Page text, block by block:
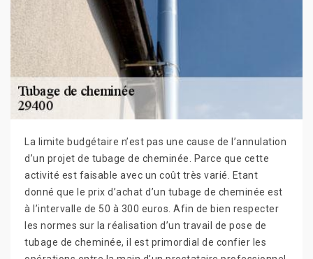
La limite budgétaire n’est pas une cause de l’annulation
d’un projet de tubage de cheminée. Parce que cette
activité est faisable avec un coût très varié. Etant
donné que le prix d’achat d’un tubage de cheminée est
à l’intervalle de 50 à 300 euros. Afin de bien respecter
les normes sur la réalisation d’un travail de pose de
tubage de cheminée, il est primordial de confier les